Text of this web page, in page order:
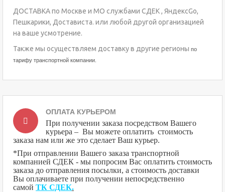
ДОСТАВКА по Москве и МО службами СДЕК , ЯндексGo,
Пешкарики, Достависта. или любой другой организацией
на ваше усмотрение.
Также мы осуществляем доставку в другие регионы по
тарифу транспортной компании.
ОПЛАТА КУРЬЕРОМ
При получении заказа посредством Вашего
курьера – Вы можете оплатить стоимость
заказа нам или же это сделает Ваш курьер.
*При отправлении Вашего заказа транспортной
компанией СДЕК - мы попросим Вас оплатить стоимость
заказа до отправления посылки, а стоимость доставки
Вы оплачиваете при получении непосредственно
самой ТК СДЕК.